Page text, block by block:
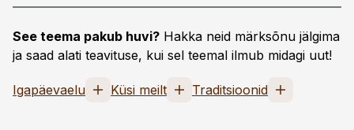
See teema pakub huvi? Hakka neid märksõnu jälgima
ja saad alati teavituse, kui sel teemal ilmub midagi uut!
Igapäevaelu Küsi meilt Traditsioonid